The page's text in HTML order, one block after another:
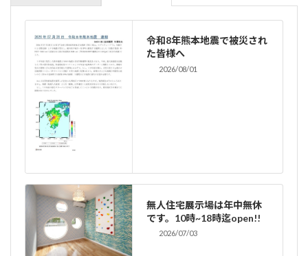
令和8年熊本地震で被災され
た皆様へ
2026/08/01
無人住宅展示場は年中無休
です。10時~18時迄open!!
2026/07/03